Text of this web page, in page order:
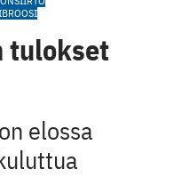
tulokset
elossa